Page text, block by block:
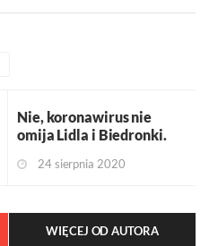
Nie, koronawirus nie
omija Lidla i Biedronki.
24 sierpnia 2020
WIĘCEJ OD AUTORA